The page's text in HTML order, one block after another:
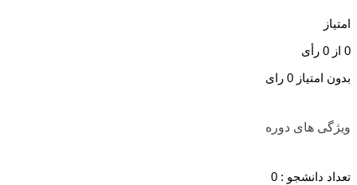
امتیاز
0 از 0 رأی
بدون امتیاز 0 رای
ویژگی های دوره
تعداد دانشجو : 0